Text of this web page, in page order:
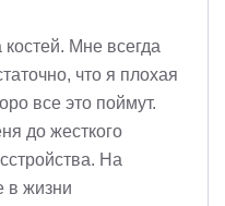
Мне всегда
что я плохая
все это поймут.
до жесткого
На
в жизни